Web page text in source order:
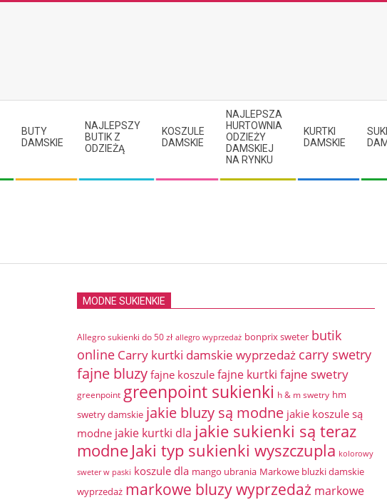
BUTY
DAMSKIE
NAJLEPSZY
BUTIK Z
ODZIEŻĄ
KOSZULE
DAMSKIE
NAJLEPSZA
HURTOWNIA
ODZIEŻY
DAMSKIEJ
NA RYNKU
KURTKI
DAMSKIE
MODNE SUKIENKIE
Allegro sukienki do 50 zł allegro wyprzedaż bonprix sweter butik
online Carry kurtki damskie wyprzedaż carry swetry
fajne bluzy fajne koszule fajne kurtki fajne swetry
greenpoint greenpoint sukienki h & m swetry hm
swetry damskie jakie bluzy są modne jakie koszule są
modne jakie kurtki dla jakie sukienki są teraz
modneJaki typ sukienki wyszczupla kolorowy
sweter w paski koszule dla mango ubrania Markowe bluzki damskie
wyprzedaż markowe bluzy wyprzedaż markowe